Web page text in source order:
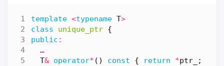
template <typename T>
class
unique_ptr {
public :
…
T& operator* () const { return *ptr_ ;